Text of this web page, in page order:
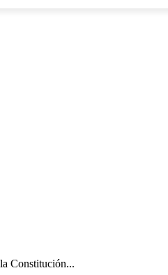
Constitución...